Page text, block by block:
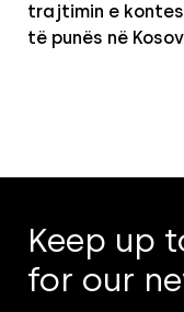
trajtimin e
të punës në
Keep up
for our